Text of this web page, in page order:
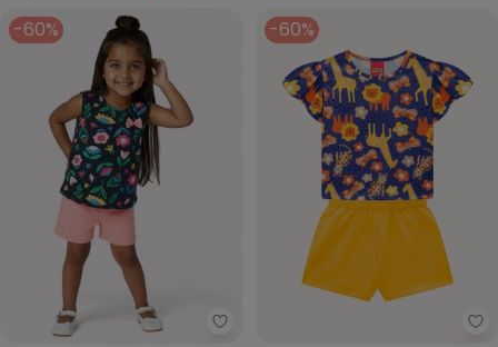
-60%
Kyly - Conjunto Infantil Menina
-60%